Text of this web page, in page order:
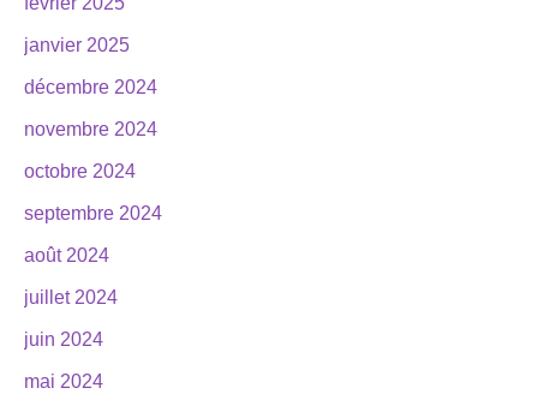
janvier 2025
décembre 2024
novembre 2024
octobre 2024
septembre 2024
août 2024
juillet 2024
juin 2024
mai 2024